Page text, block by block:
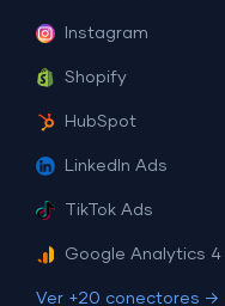
Instagram
Shopify
HubSpot
LinkedIn Ads
TikTok Ads
Google Analytics 4
Ver +20 conectores →